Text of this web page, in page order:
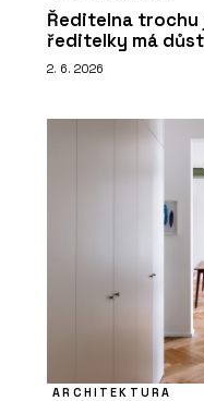
Ředitelna trochu
ředitelky má
2. 6. 2026
ARCHITEKTURA